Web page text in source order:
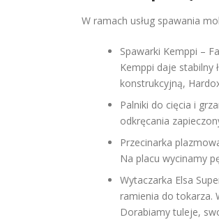
W ramach usług spawania
Spawarki Kemppi –
Kemppi daje stabilny
konstrukcyjną,
Palniki do cięcia i
odkręcania
Przecinarka
Na placu wycinamy
Wytaczarka Elsa
ramienia do tokarza.
Dorabiamy tuleje,